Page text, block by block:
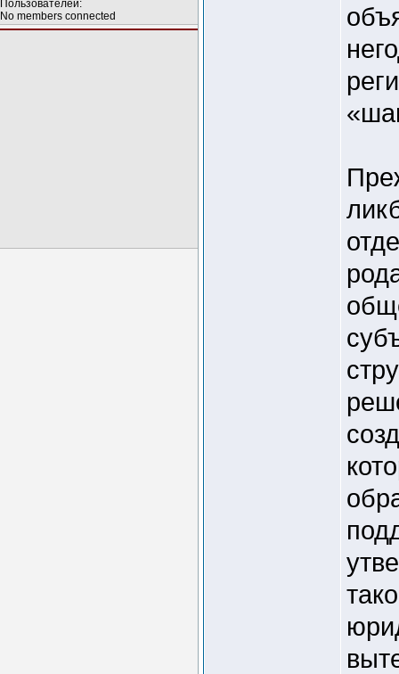
No members connected